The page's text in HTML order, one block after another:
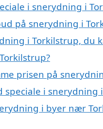
i snerydning i
på snerydning i
i Torkilstrup, du
prisen på
speciale i
i byer nær